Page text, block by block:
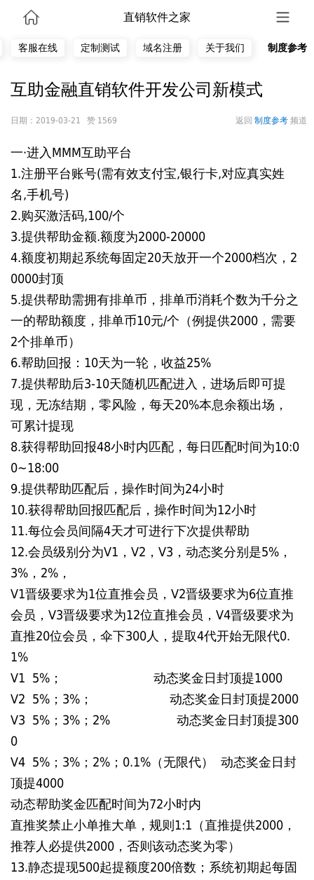
直销软件之家
客服在线 定制测试 域名注册 关于我们 制度参考
互助金融直销软件开发公司新模式
日期：2019-03-21 赞 1569 返回 制度参考 频道
一·进入MMM互助平台
1.注册平台账号(需有效支付宝,银行卡,对应真实姓
名,手机号)
2.购买激活码,100/个
3.提供帮助金额.额度为2000-20000
4.额度初期起系统每固定20天放开一个2000档次，2
0000封顶
5.提供帮助需拥有排单币，排单币消耗个数为千分之
一的帮助额度，排单币10元/个（例提供2000，需要
2个排单币）
6.帮助回报：10天为一轮，收益25%
7.提供帮助后3-10天随机匹配进入，进场后即可提
现，无冻结期，零风险，每天20%本息余额出场，
可累计提现
8.获得帮助回报48小时内匹配，每日匹配时间为10:0
0~18:00
9.提供帮助匹配后，操作时间为24小时
10.获得帮助回报匹配后，操作时间为12小时
11.每位会员间隔4天才可进行下次提供帮助
12.会员级别分为V1，V2，V3，动态奖分别是5%，
3%，2%，
V1晋级要求为1位直推会员，V2晋级要求为6位直推
会员，V3晋级要求为12位直推会员，V4晋级要求为
直推20位会员，伞下300人，提取4代开始无限代0.
1%
V1 5%； 动态奖金日封顶提1000
V2 5%；3%； 动态奖金日封顶提2000
V3 5%；3%；2% 动态奖金日封顶提300
0
V4 5%；3%；2%；0.1%（无限代） 动态奖金日封
顶提4000
动态帮助奖金匹配时间为72小时内
直推奖禁止小单推大单，规则1:1（直推提供2000，
推荐人必提供2000，否则该动态奖为零）
13.静态提现500起提额度200倍数；系统初期起每固